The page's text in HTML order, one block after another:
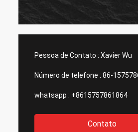
Pessoa de Contato : Xavier Wu
Número de telefone : 86-
whatsapp : +8615757861864
Contato